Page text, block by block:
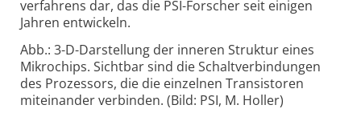
verfahrens dar, das die PSI-Forscher seit einigen
Jahren entwickeln.
Abb.: 3-D-Darstellung der inneren Struktur eines
Mikrochips. Sichtbar sind die Schaltverbindungen
des Prozessors, die die einzelnen Transistoren
miteinander verbinden. (Bild: PSI, M. Holler)